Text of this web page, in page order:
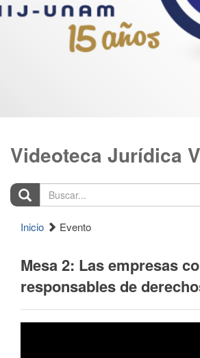
Videoteca Jurídica
Buscar...
Inicio Evento
Mesa 2: Las empresas
responsables de